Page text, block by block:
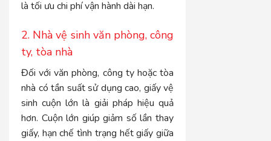
là tối ưu chi phí vận hành dài hạn.
2. Nhà vệ sinh văn phòng, công
ty, tòa nhà
Đối với văn phòng, công ty hoặc tòa
nhà có tần suất sử dụng cao, giấy vệ
sinh cuộn lớn là giải pháp hiệu quả
hơn. Cuộn lớn giúp giảm số lần thay
giấy, hạn chế tình trạng hết giấy giữa